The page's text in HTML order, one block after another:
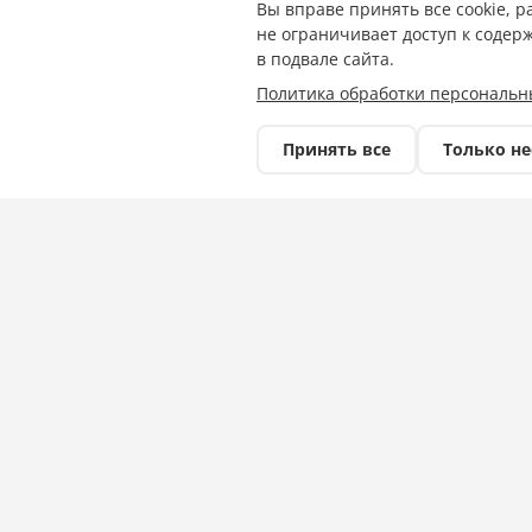
Вы вправе принять все cookie,
не ограничивает доступ к
в подвале сайта.
Политика обработки
Принять все Только